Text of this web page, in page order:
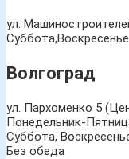
ул.
Волгоград
ул. Пархоменко 5
Понедельник-
Суббота,
Без обеда